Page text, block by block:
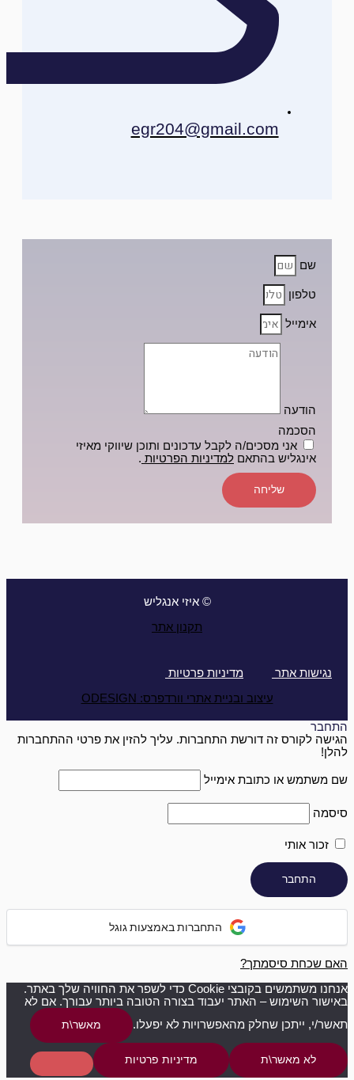
egr204@gmail.com
שם
טלפון
אימייל
הודעה
הסכמה
אני מסכים/ה לקבל עדכונים ותוכן שיווקי מאיזי
אינגליש בהתאם למדיניות הפרטיות .
שליחה
© איזי אנגליש
תקנון אתר
נגישות אתר מדיניות פרטיות
עיצוב ובניית אתרי וורדפרס: ODESIGN
התחבר
הגישה לקורס זה דורשת התחברות. עליך להזין את פרטי ההתחברות
להלן!
שם משתמש או כתובת אימייל
סיסמה
זכור אותי
התחברות באמצעות גוגל
האם שכחת סיסמתך?
אנחנו משתמשים בקובצי Cookie כדי לשפר את החוויה שלך באתר.
באישור השימוש – האתר יעבוד בצורה הטובה ביותר עבורך. אם לא
תאשר/י, ייתכן שחלק מהאפשרויות לא יפעלו.
מאשר\ת
לא מאשר\ת מדיניות פרטיות